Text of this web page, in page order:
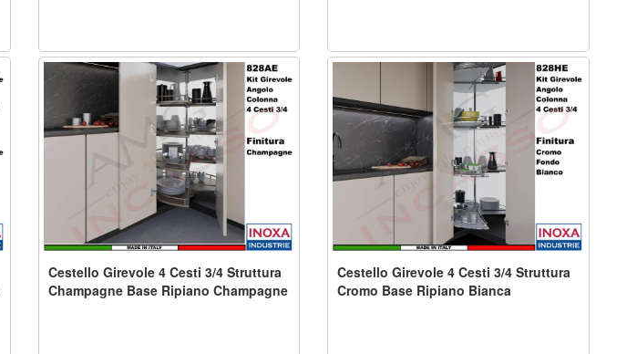
Cestello Girevole 4 Cesti 3/4 Struttura
Champagne Base Ripiano Champagne
Cestello Girevole 4 Cesti 3/4 Struttura
Cromo Base Ripiano Bianca